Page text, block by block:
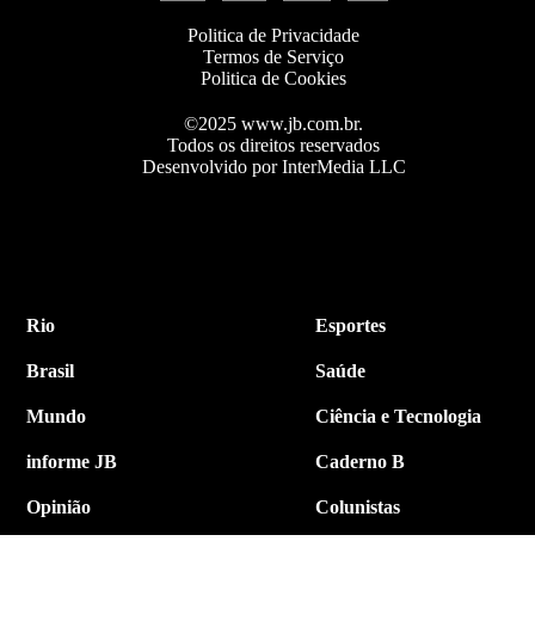
Politica de Privacidade
Termos de Serviço
Politica de Cookies
©2025 www.jb.com.br.
Todos os direitos reservados
Desenvolvido por InterMedia LLC
Rio
Brasil
Mundo
informe JB
Opinião
Esportes
Saúde
Ciência e Tecnologia
Caderno B
Colunistas